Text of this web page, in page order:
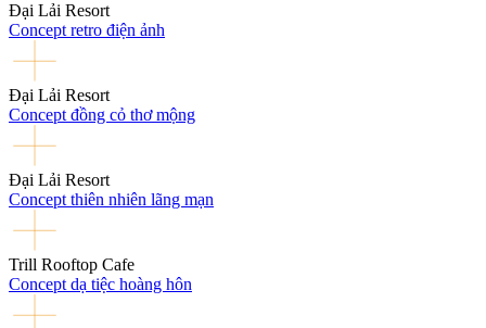
Đại Lải Resort
Concept retro điện ảnh
Đại Lải Resort
Concept đồng cỏ thơ mộng
Đại Lải Resort
Concept thiên nhiên lãng mạn
Trill Rooftop Cafe
Concept dạ tiệc hoàng hôn